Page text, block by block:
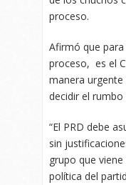
proceso.
Afirmó que
proceso, es el
manera urgente
decidir el
“El PRD debe
sin
grupo que
política del